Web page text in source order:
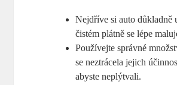
Nejdříve ​si‍ auto důkladně​
čistém ‍plátně se lépe
Používejte správné
se neztrácela jejich
abyste neplýtvali.